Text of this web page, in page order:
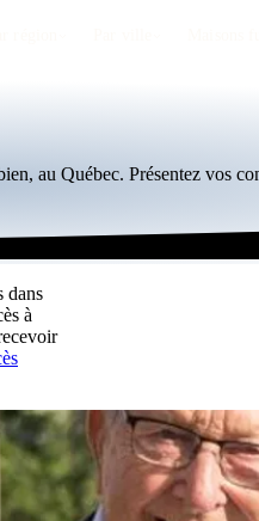
au Québec. Présentez vos
dans
à